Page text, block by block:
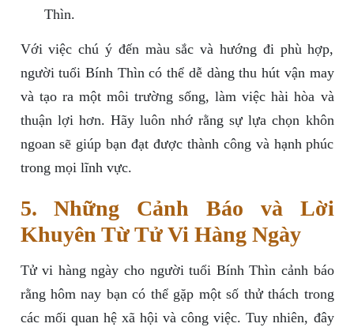
Thìn.
Với việc chú ý đến màu sắc và hướng đi phù hợp,
người tuổi Bính Thìn có thể dễ dàng thu hút vận may
và tạo ra một môi trường sống, làm việc hài hòa và
thuận lợi hơn. Hãy luôn nhớ rằng sự lựa chọn khôn
ngoan sẽ giúp bạn đạt được thành công và hạnh phúc
trong mọi lĩnh vực.
5. Những Cảnh Báo và Lời
Khuyên Từ Tử Vi Hàng Ngày
Tử vi hàng ngày cho người tuổi Bính Thìn cảnh báo
rằng hôm nay bạn có thể gặp một số thử thách trong
các mối quan hệ xã hội và công việc. Tuy nhiên, đây